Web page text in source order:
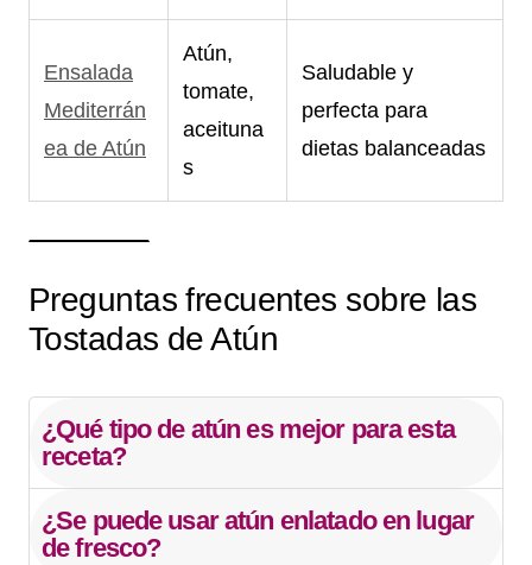
Ensalada
Mediterrán
ea de Atún
Atún,
tomate,
aceituna
s
Saludable y
perfecta para
dietas balanceadas
Preguntas frecuentes sobre las
Tostadas de Atún
¿Qué tipo de atún es mejor para esta
receta?
¿Se puede usar atún enlatado en lugar
de fresco?